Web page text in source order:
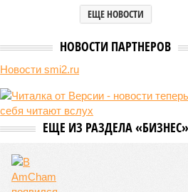
Петеру Сийярто грозит
Владикавказа как
хаба
космические перехватчики
«Золотого купола» Трампа
09:44
OpenAI заморозила
ЕЩЕ НОВОСТИ
НОВОСТИ ПАРТНЕРОВ
Новости smi2.ru
ЕЩЕ ИЗ РАЗДЕЛА «БИЗНЕС»